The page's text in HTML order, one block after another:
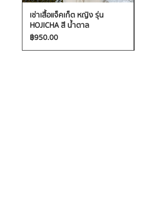
เช่าเสื้อแจ็คเก็ต หญิง รุ่น
HOJICHA สี น้ำตาล
ราคา
฿950.00